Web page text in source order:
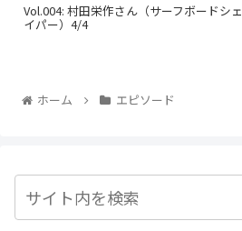
Vol.004: 村田栄作さん（サーフボードシェ
イパー）4/4
ホーム エピソード